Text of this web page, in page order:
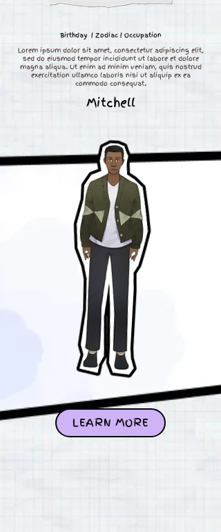
Birthday | Zodiac | Occupation
Lorem ipsum dolor sit amet, consectetur adipiscing elit,
sed do eiusmod tempor incididunt ut labore et dolore
magna aliqua. Ut enim ad minim veniam, quis nostrud
exercitation ullamco laboris nisi ut aliquip ex ea
commodo consequat.
Mitchell
LEARN MORE